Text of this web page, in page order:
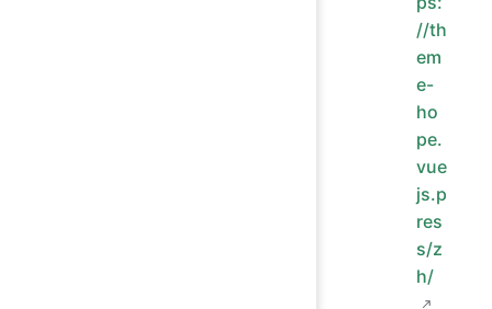
//th
em
e-
ho
pe.
vue
js.p
res
s/z
h/